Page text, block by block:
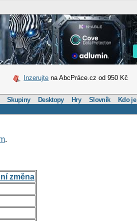
Inzerujte na AbcPráce.cz od 950 Kč
Skupiny Desktopy Hry Slovník Kdo je
.
změna